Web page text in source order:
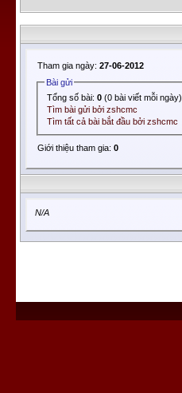
Tham gia ngày: 27-06-2012
Bài gửi
Tổng số bài:0 (0 bài viết mỗi ngày)
Tìm bài gửi bởi zshcmc
Tìm tất cả bài bắt đầu bởi zshcmc
Giới thiệu tham gia: 0
N/A